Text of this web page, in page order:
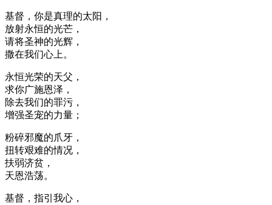
基督，你是真理的太阳，
放射永恒的光芒，
请将圣神的光辉，
撒在我们心上。
永恒光荣的天父，
求你广施恩泽，
除去我们的罪污，
增强圣宠的力量；
粉碎邪魔的爪牙，
扭转艰难的情况，
扶弱济贫，
天恩浩荡。
基督，指引我心，